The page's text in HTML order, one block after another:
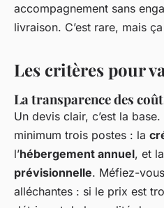
accompagnement sans
livraison. C’est rare, mais
Les critères pour
La transparence des
Un devis clair, c’est la
minimum trois postes : la
l’hébergement annuel, et la
prévisionnelle. Méfiez-
alléchantes : si le prix est